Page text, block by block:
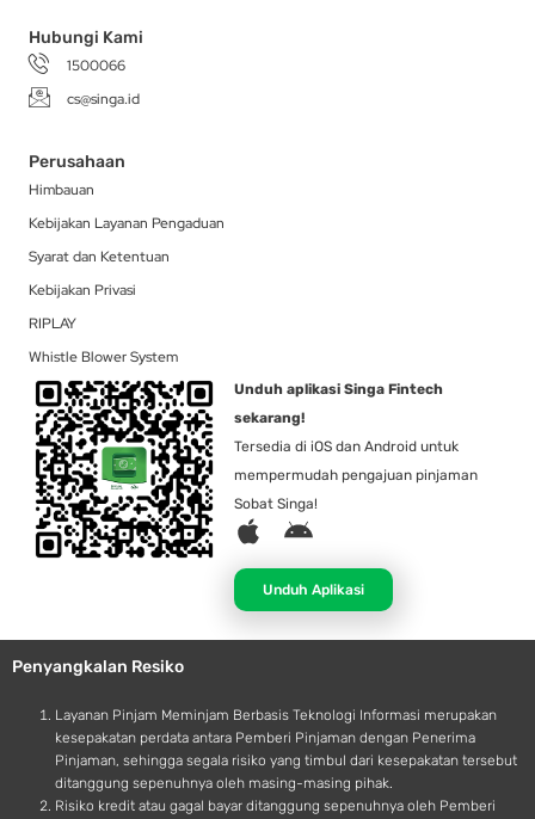
Hubungi Kami
1500066
cs@singa.id
Perusahaan
Himbauan
Kebijakan Layanan Pengaduan
Syarat dan Ketentuan
Kebijakan Privasi
RIPLAY
Whistle Blower System
Unduh aplikasi Singa Fintech
sekarang!
Tersedia di iOS dan Android untuk
mempermudah pengajuan pinjaman
Sobat Singa!
A
p
l
e
A
d
r
o
d
Unduh Aplikasi
Penyangkalan Resiko
Layanan Pinjam Meminjam Berbasis Teknologi Informasi merupakan
kesepakatan perdata antara Pemberi Pinjaman dengan Penerima
Pinjaman, sehingga segala risiko yang timbul dari kesepakatan tersebut
ditanggung sepenuhnya oleh masing-masing pihak.
Risiko kredit atau gagal bayar ditanggung sepenuhnya oleh Pemberi